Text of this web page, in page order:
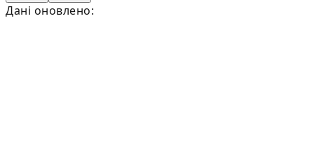
Дані оновлено: